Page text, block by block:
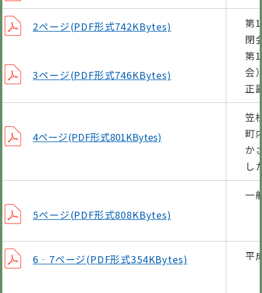
2ページ(PDF形式742KBytes)
3ページ(PDF形式746KBytes)
第
閉
第
会
正
4ページ(PDF形式801KBytes)
笠
町
か
し
5ページ(PDF形式808KBytes)
一
6‐7ページ(PDF形式354KBytes) 平